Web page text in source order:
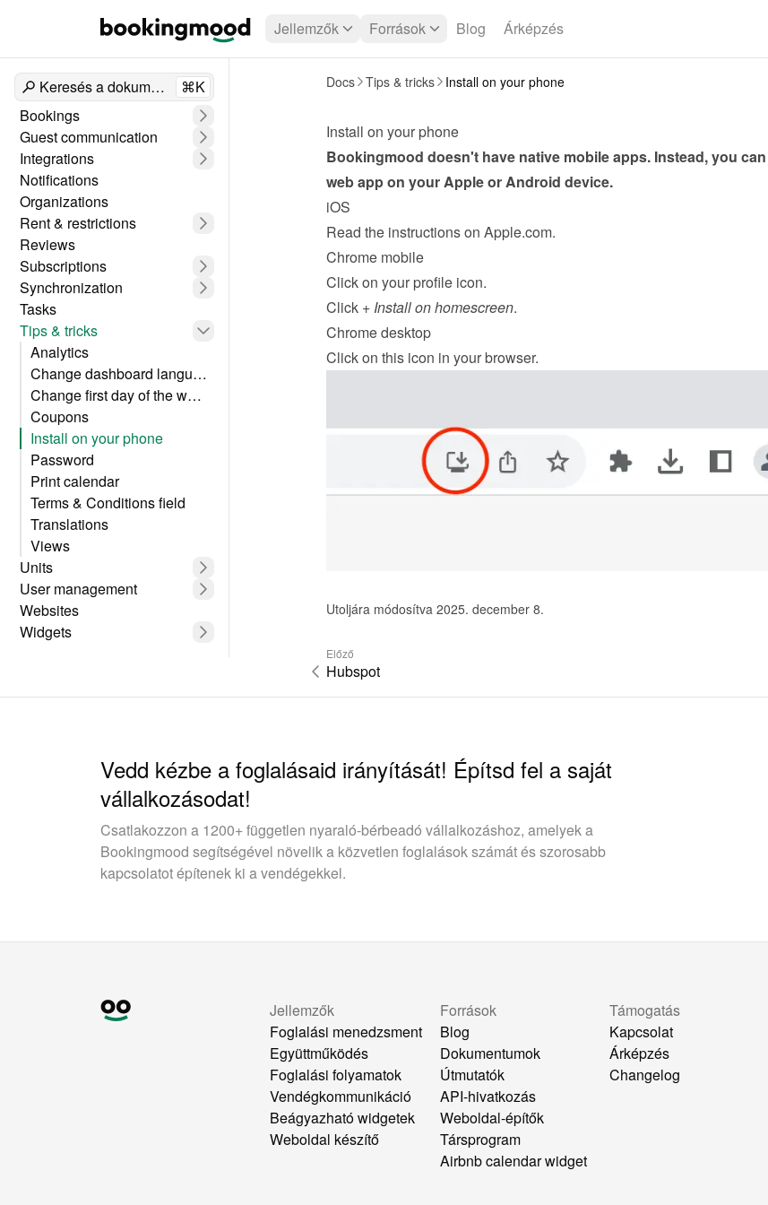
Jellemzők Források Blog Árképzés
Keresés a dokumentumokban
⌘K
Bookings
Guest communication
Integrations
Notifications
Organizations
Rent & restrictions
Reviews
Subscriptions
Synchronization
Tasks
Tips & tricks
Analytics
Change dashboard language
Change first day of the week
Coupons
Install on your phone
Password
Print calendar
Terms & Conditions field
Translations
Views
Units
User management
Websites
Widgets
Docs Tips & tricks Install on your phone
Install on your phone
Bookingmood doesn't have native mobile apps. Instead, you
web app on your Apple or Android device.
iOS
Read the instructions on Apple.com.
Chrome mobile
Click on your profile icon.
Click + Install on homescreen.
Chrome desktop
Click on this icon in your browser.
Utoljára módosítva 2025. december 8.
Előző
Hubspot
Vedd kézbe a foglalásaid irányítását! Építsd fel a saját
vállalkozásodat!
Csatlakozzon a 1200+ független nyaraló-bérbeadó vállalkozáshoz, amelyek a
Bookingmood segítségével növelik a közvetlen foglalások számát és szorosabb
kapcsolatot építenek ki a vendégekkel.
Jellemzők
Foglalási menedzsment
Együttműködés
Foglalási folyamatok
Vendégkommunikáció
Beágyazható widgetek
Weboldal készítő
Források
Blog
Dokumentumok
Útmutatók
API-hivatkozás
Weboldal-építők
Társprogram
Airbnb calendar widget
Támogatás
Kapcsolat
Árképzés
Changelog